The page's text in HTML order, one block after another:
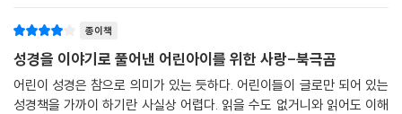
야기를 아름답게 포장하지 않는다. 라우비와 푹스후버는 어린이들이 당장
은 이해하기 어려운 성경의 이야기들을 대담하게 들려준다. 성경이 보여주
는 거룩함의 세계는 그저 보기 좋고 듣기 좋은 것으로만 가득한 세계가 아
니라 끔찍하고 두렵고 이해할 수 없는 것까지 포괄하는 세계이기 때문이
람들의 모습을 함께 보여주는 거랍니다.
안내자에요. 어린이들을 성경의 세계로 초대해 다정하고 쉽지만 동시에 강
종이책
성경을 이야기로 풀어낸 어린아이를 위한 사랑-북극곰
어린이 성경은 참으로 의미가 있는 듯하다. 어린이들이 글로만 되어 있는
성경책을 가까이 하기란 사실상 어렵다. 읽을 수도 없거니와 읽어도 이해